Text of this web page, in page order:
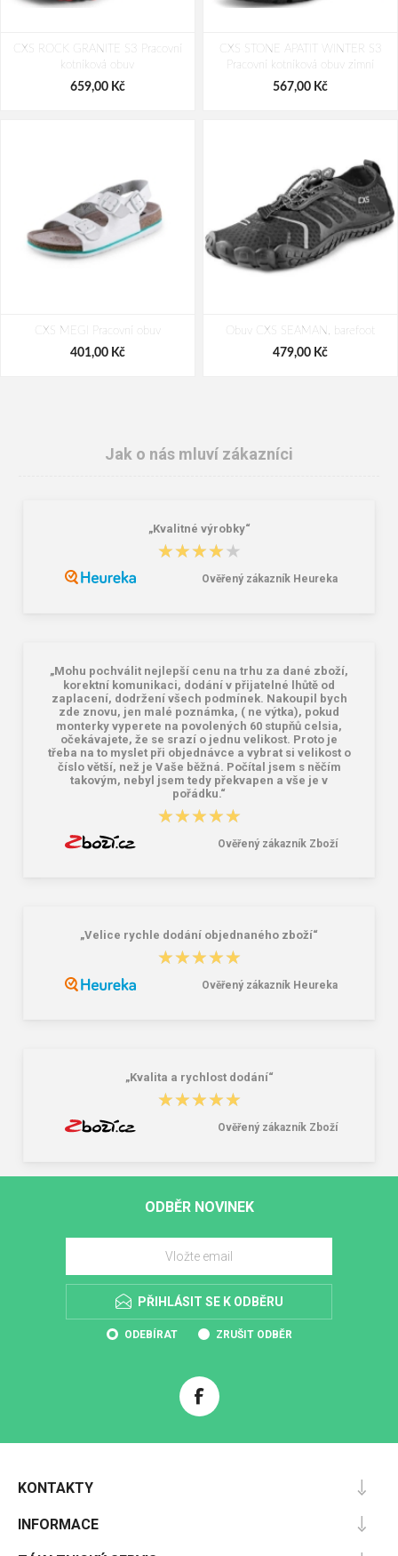
obuv
2 499,00 Kč
kotníková obuv Khaki
1 489,00 Kč
CXS ROCK GRANITE S3 Pracovní
kotníková obuv
659,00 Kč
CXS STONE APATIT WINTER S3
Pracovní kotníková obuv zimní
567,00 Kč
CXS MEGI Pracovní obuv
401,00 Kč
Obuv CXS SEAMAN, barefoot
479,00 Kč
Jak o nás mluví zákazníci
„Kvalitné výrobky“
★★★★★
★★★★★
Ověřený zákazník Heureka
„Mohu pochválit nejlepší cenu na trhu za dané zboží,
korektní komunikaci, dodání v přijatelné lhůtě od
zaplacení, dodržení všech podmínek. Nakoupil bych
zde znovu, jen malé poznámka, ( ne výtka), pokud
monterky vyperete na povolených 60 stupňů celsia,
očekávajete, že se srazí o jednu velikost. Proto je
třeba na to myslet při objednávce a vybrat si velikost o
číslo větší, než je Vaše běžná. Počítal jsem s něčím
takovým, nebyl jsem tedy překvapen a vše je v
pořádku.“
★★★★★
★★★★★
Ověřený zákazník Zboží
„Velice rychle dodání objednaného zboží“
★★★★★
★★★★★
Ověřený zákazník Heureka
„Kvalita a rychlost dodání“
★★★★★
★★★★★
Ověřený zákazník Zboží
ODBĚR NOVINEK
PŘIHLÁSIT SE K ODBĚRU
ODEBÍRAT ZRUŠIT ODBĚR
KONTAKTY
INFORMACE